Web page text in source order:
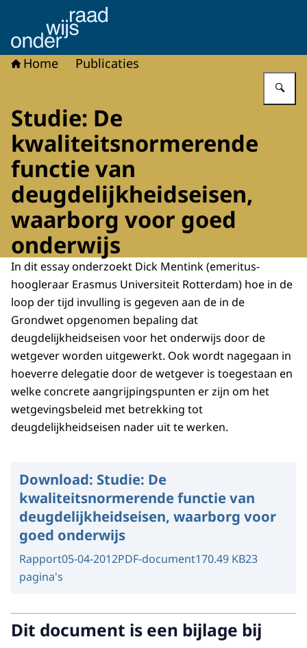
Naar de homepage van Onderwijsraad
Home Publicaties
Studie: De
kwaliteitsnormerende
functie van
deugdelijkheidseisen,
waarborg voor goed
onderwijs
In dit essay onderzoekt Dick Mentink (emeritus-
hoogleraar Erasmus Universiteit Rotterdam) hoe in de
loop der tijd invulling is gegeven aan de in de
Grondwet opgenomen bepaling dat
deugdelijkheidseisen voor het onderwijs door de
wetgever worden uitgewerkt. Ook wordt nagegaan in
hoeverre delegatie door de wetgever is toegestaan en
welke concrete aangrijpingspunten er zijn om het
wetgevingsbeleid met betrekking tot
deugdelijkheidseisen nader uit te werken.
Download: Studie: De
kwaliteitsnormerende functie van
deugdelijkheidseisen, waarborg voor
goed onderwijs
Rapport05-04-2012PDF-document170.49 KB23
pagina's
Dit document is een bijlage bij